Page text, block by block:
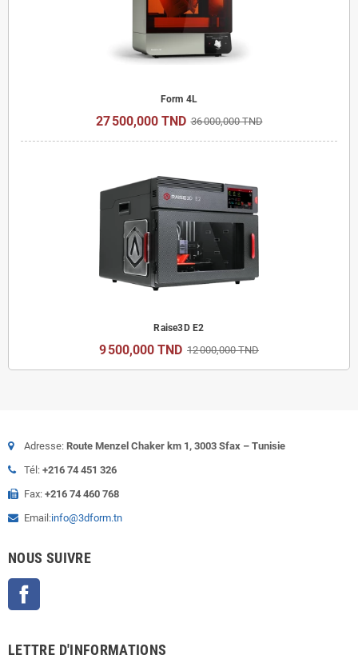
Form 4L
27 500,000 TND 36 000,000 TND
Raise3D E2
9 500,000 TND 12 000,000 TND
Adresse: Route Menzel Chaker km 1, 3003 Sfax – Tunisie
Tél: +216 74 451 326
Fax: +216 74 460 768
Email:info@3dform.tn
NOUS SUIVRE
LETTRE D'INFORMATIONS